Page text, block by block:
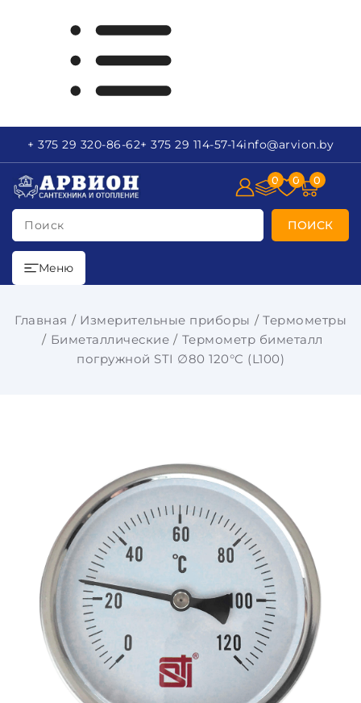
+ 375 29 320-86-62+ 375 29 114-57-14info@arvion.by
Поиск ПОИСК
0 0 0
Меню
Главная Измерительные приборы
Термометры
Биметаллические
Термометр биметалл
погружной STI ∅80 120°C (L100)